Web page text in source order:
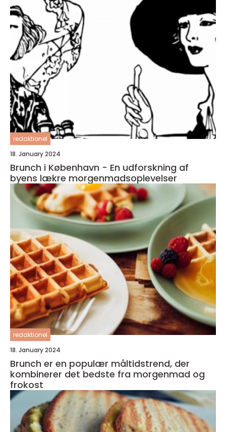
redaktionel
18. January 2024
Brunch i København - En udforskning af
byens lækre morgenmadsoplevelser
redaktionel
18. January 2024
Brunch er en populær måltidstrend, der
kombinerer det bedste fra morgenmad og
frokost